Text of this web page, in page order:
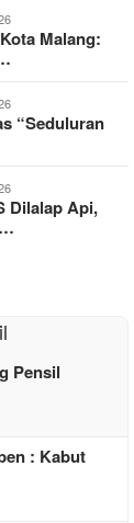
Malang:
“Seduluran
Dilalap Api,
Pensil
: Kabut